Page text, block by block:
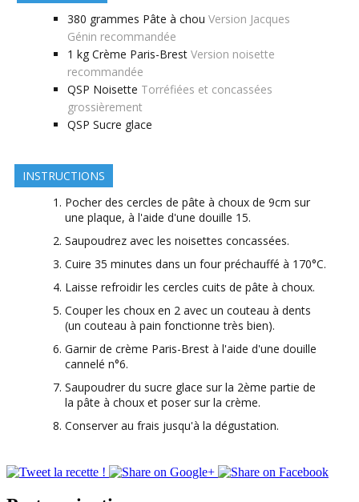
380 grammes Pâte à chou Version Jacques
Génin recommandée
1 kg Crème Paris-Brest Version noisette
recommandée
QSP Noisette Torréfiées et concassées
grossièrement
QSP Sucre glace
INSTRUCTIONS
Pocher des cercles de pâte à choux de 9cm sur
une plaque, à l'aide d'une douille 15.
Saupoudrez avec les noisettes concassées.
Cuire 35 minutes dans un four préchauffé à 170°C.
Laisse refroidir les cercles cuits de pâte à choux.
Couper les choux en 2 avec un couteau à dents
(un couteau à pain fonctionne très bien).
Garnir de crème Paris-Brest à l'aide d'une douille
cannelé n°6.
Saupoudrer du sucre glace sur la 2ème partie de
la pâte à choux et poser sur la crème.
Conserver au frais jusqu'à la dégustation.